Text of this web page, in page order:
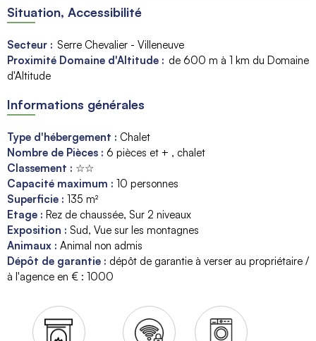
Situation, Accessibilité
Secteur : Serre Chevalier - Villeneuve
Proximité Domaine d'Altitude : de 600 m à 1 km du Domaine
d'Altitude
Informations générales
Type d'hébergement : Chalet
Nombre de Pièces : 6 pièces et + , chalet
Classement : ☆☆
Capacité maximum : 10 personnes
Superficie : 135 m²
Etage : Rez de chaussée Sur 2 niveaux
Exposition : Sud Vue sur les montagnes
Animaux : Animal non admis
Dépôt de garantie : dépôt de garantie à verser au propriétaire /
à l'agence en € : 1000